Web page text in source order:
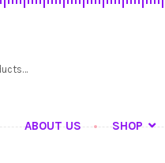
ABOUT US SHOP